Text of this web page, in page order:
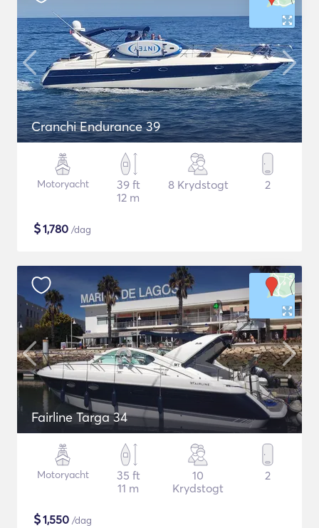
Cranchi Endurance 39
Motoryacht
39 ft
12 m
8 Krydstogt 2
$1,780 /dag
Fairline Targa 34
Motoryacht
35 ft
11 m
10
Krydstogt
2
$1,550 /dag